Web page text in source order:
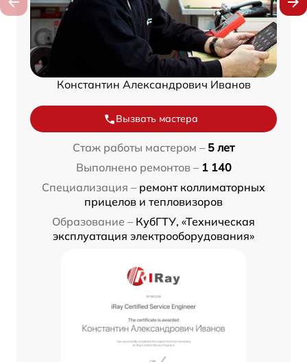
Константин Александрович Иванов
Вызвать мастера
Стаж работы мастером – 5 лет
Выполнено ремонтов – 1 140
Специализация – ремонт коллиматорных
прицелов и тепловизоров
Образование – КубГТУ, «Техническая
эксплуатация электрооборудования»